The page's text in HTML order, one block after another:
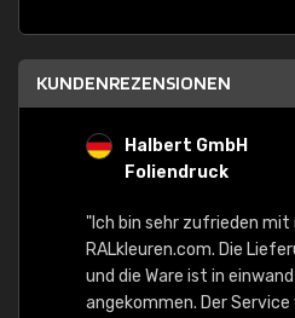
KUNDENREZENSIONEN
Halbert GmbH
Foliendruck
"Ich bin sehr zufrieden mit
RALkleuren.com. Die
und die Ware ist in
angekommen. Der